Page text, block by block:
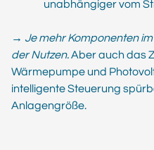
unabhängiger vom
→ Je mehr Komponenten
der Nutzen.Aber auch das
Wärmepumpe und
intelligente Steuerung
Anlagengröße.